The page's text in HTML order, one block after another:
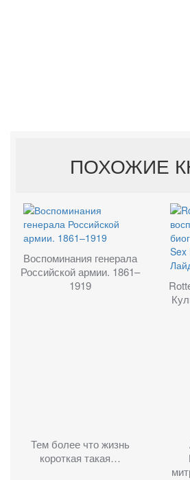
ПОХОЖИЕ
Воспоминания генерала
Российской армии. 1861–
1919
Тем более что жизнь
короткая такая…